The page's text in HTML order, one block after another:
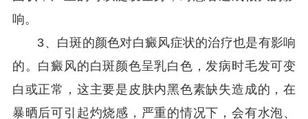
响。
3、白斑的颜色对白癜风症状的治疗也是有影响
的。白癜风的白斑颜色呈乳白色，发病时毛发可变
白或正常，这主要是皮肤内黑色素缺失造成的，在
暴晒后可引起灼烧感，严重的情况下，会有水泡、